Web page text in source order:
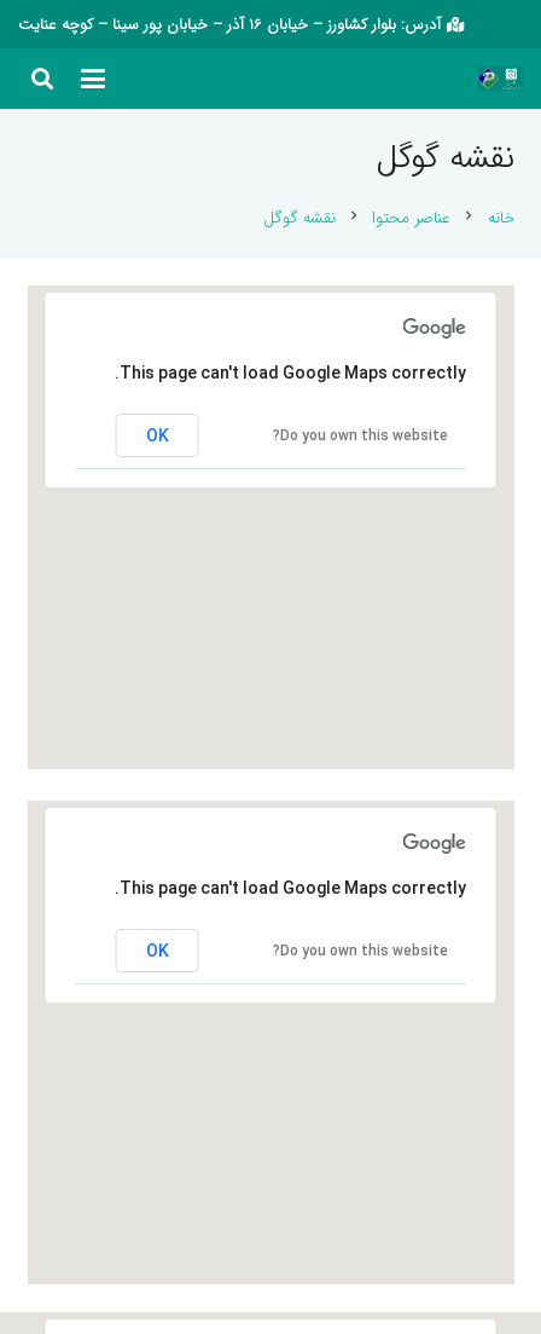
آدرس: بلوار کشاورز – خیابان 16 آذر – خیابان پور سینا – کوچه عنایت
نقشه گوگل
خانه chevron_right عناصر محتوا chevron_right نقشه گوگل
This page can't load Google Maps correctly.
Do you own this website?
OK
This page can't load Google Maps correctly.
Do you own this website?
OK